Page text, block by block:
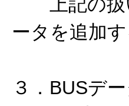
ータを追加
３．BUSデ